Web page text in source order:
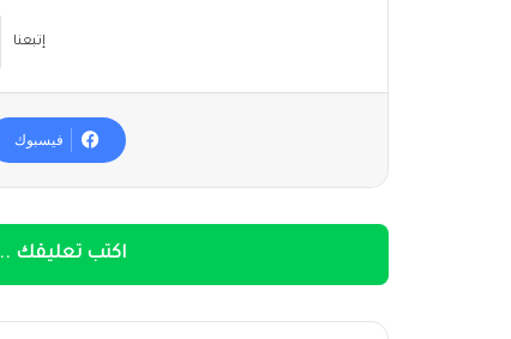
إتبعنا
فيسبوك
اكتب تعليقك